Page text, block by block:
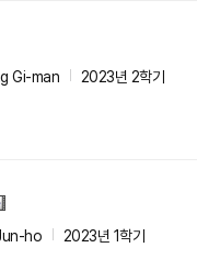
Gi-man
2023년 2학기
ho
2023년 1학기